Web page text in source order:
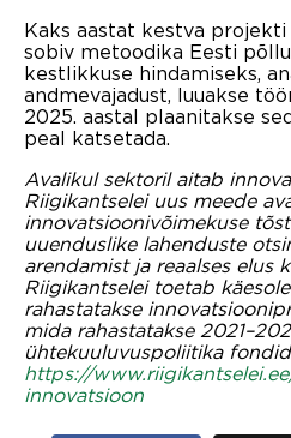
Kaks aastat kestva
sobiv metoodika Eesti
kestlikkuse hindamiseks,
andmevajadust, luuakse
2025. aastal plaanitakse
peal katsetada.
Avalikul sektoril aitab
Riigikantselei uus meede
innovatsioonivõimekuse
uuenduslike lahenduste
arendamist ja reaalses elus
Riigikantselei toetab
rahastatakse
mida rahastatakse
ühtekuuluvuspoliitika
https://
innovatsioon